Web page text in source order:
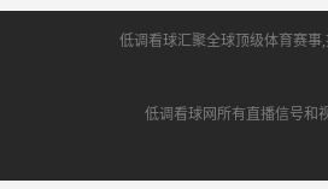
低调看球汇聚全球顶级体育赛
低调看球网所有直播信号和